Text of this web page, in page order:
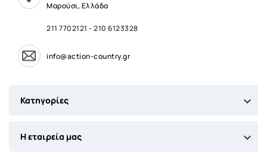
Μαρούσι, Ελλάδα
211 7702121 -210 6123328
info@action-country.gr
Κατηγορίες 
Η εταιρεία μας 